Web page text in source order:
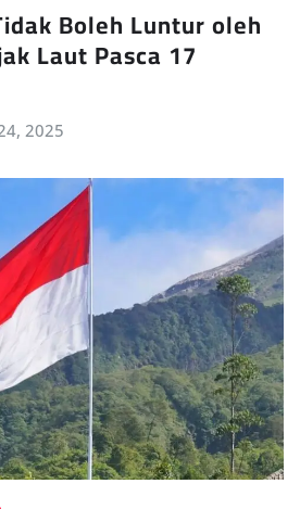
Boleh Luntur oleh
Laut Pasca 17
2025